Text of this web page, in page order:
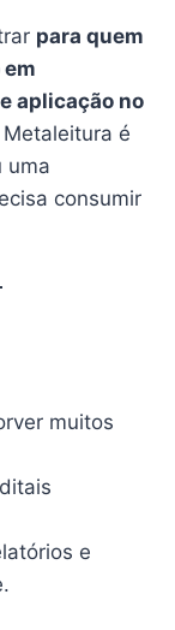
para quem
aplicação no
é
uma
consumir
muitos
e